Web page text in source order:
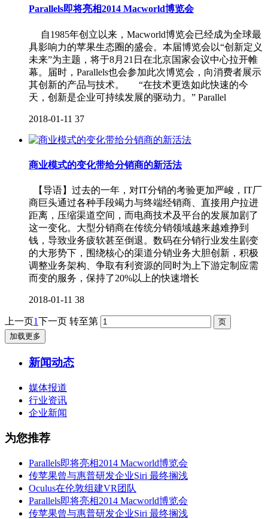
Parallels即将亮相2014 Macworld博览会
自1985年创立以来，Macworld博览会已经成为全球最
具影响力的苹果生态圈的盛会。本届博览会以“创新定义
未来”为主题，将于8月21日在北京国家会议中心拉开帷
幕。届时，Parallels也会参加此次博览会，向消费者展示
其创新的产品与技术。 “在技术更迭如此快速的今
天，创新是企业可持续发展的驱动力。” Parallel
2018-01-11 37
商业模式的变化带给分销商的新活法
【导语】过去的一年，对IT分销的考验更加严峻，IT厂
商巨头通过各种手段竭力与终端经销商、直接用户拉进
距离，压缩渠道空间，而电商技术及平台的发展加剧了
这一变化。大型分销商在传统分销领域越来越难挣到
钱，导致业务疲软甚至倒退。数码在分销行业发生剧变
的大形势下，围绕核心的渠道分销业务大胆创新，积极
调整业务架构、争取有利资源的同时为上下游定制应需
而变的服务，保持了20%以上的快速增长
2018-01-11 38
上一页1下一页 转至第
加载更多
新闻动态
媒体报道
行业资讯
企业新闻
为您推荐
Parallels即将亮相2014 Macworld博览会
传苹果曾与惠普研发企业Siri 最终搁浅
Oculus在伦敦组建VR团队
Parallels即将亮相2014 Macworld博览会
传苹果曾与惠普研发企业Siri 最终搁浅